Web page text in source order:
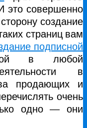
это совершенно
создание
страниц вам
подписной
в любой
в
продающих и
очень
одно — они